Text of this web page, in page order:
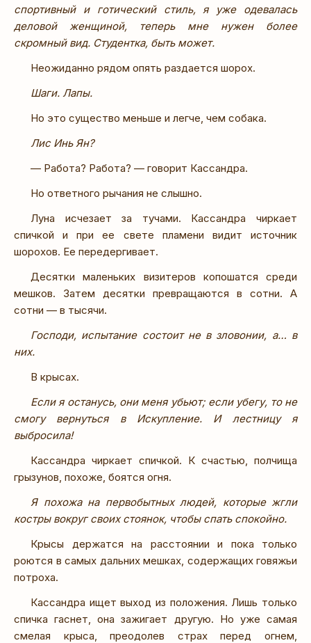
спортивный и готический стиль, я уже одевалась
деловой женщиной, теперь мне нужен более
скромный вид. Студентка, быть может.
Неожиданно рядом опять раздается шорох.
Шаги. Лапы.
Но это существо меньше и легче, чем собака.
Лис Инь Ян?
— Работа? Работа? — говорит Кассандра.
Но ответного рычания не слышно.
Луна исчезает за тучами. Кассандра чиркает
спичкой и при ее свете пламени видит источник
шорохов. Ее передергивает.
Десятки маленьких визитеров копошатся среди
мешков. Затем десятки превращаются в сотни. А
сотни — в тысячи.
Господи, испытание состоит не в зловонии, а… в
них.
В крысах.
Если я останусь, они меня убьют; если убегу, то не
смогу вернуться в Искупление. И лестницу я
выбросила!
Кассандра чиркает спичкой. К счастью, полчища
грызунов, похоже, боятся огня.
Я похожа на первобытных людей, которые жгли
костры вокруг своих стоянок, чтобы спать спокойно.
Крысы держатся на расстоянии и пока только
роются в самых дальних мешках, содержащих говяжьи
потроха.
Кассандра ищет выход из положения. Лишь только
спичка гаснет, она зажигает другую. Но уже самая
смелая крыса, преодолев страх перед огнем,